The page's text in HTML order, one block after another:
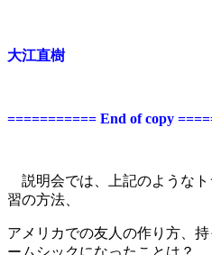
大江直樹
=========== End of copy
説明会では、上記のような
習の方法、
アメリカでの友人の作り方、 持
ームシックになったことは？